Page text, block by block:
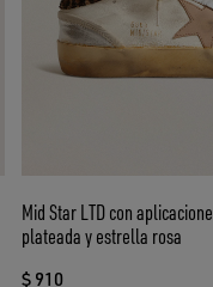
Mid Star LTD con
plateada y estrella rosa
$ 910